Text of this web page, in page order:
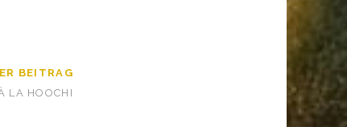
BEITRAG
LA HOOCHI